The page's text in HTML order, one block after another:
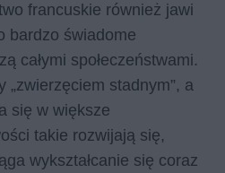
francuskie również jawi
bardzo świadome
całymi społeczeństwami.
„zwierzęciem stadnym”, a
się w większe
takie rozwijają się,
wykształcanie się coraz